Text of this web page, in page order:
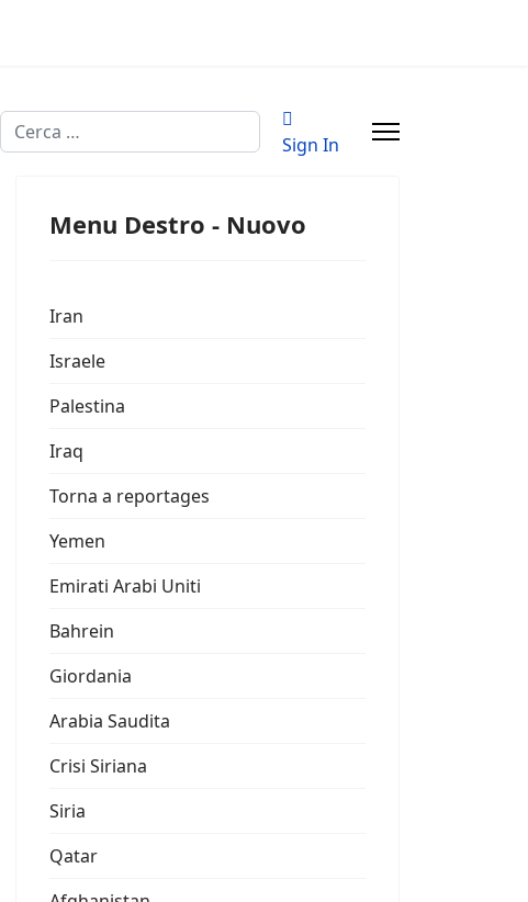
Cerca
Sign In
Menu Destro - Nuovo
Iran
Israele
Palestina
Iraq
Torna a reportages
Yemen
Emirati Arabi Uniti
Bahrein
Giordania
Arabia Saudita
Crisi Siriana
Siria
Qatar